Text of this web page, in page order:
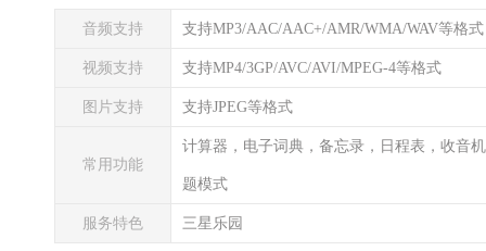
音频支持 支持MP3/AAC/AAC+/AMR/WMA/WAV等格式
视频支持 支持MP4/3GP/AVC/AVI/MPEG-4等格式
图片支持 支持JPEG等格式
常用功能
计算器，电子词典，备忘录，日程表，收音
题模式
服务特色 三星乐园